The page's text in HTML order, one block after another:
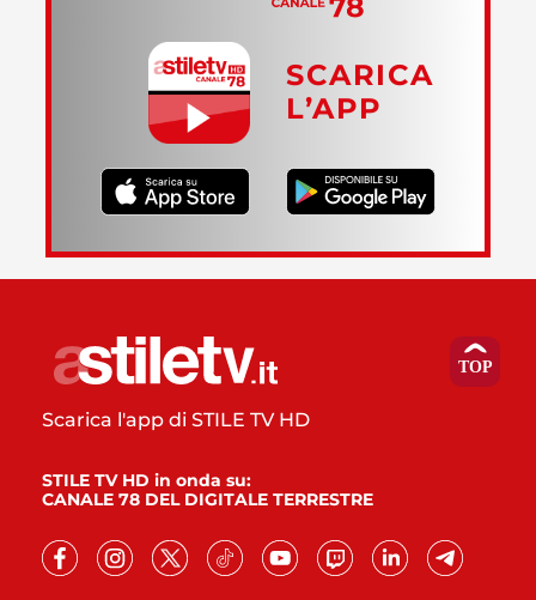
SCARICA
L’APP
Scarica l'app di STILE TV HD
STILE TV HD in onda su:
CANALE 78 DEL DIGITALE TERRESTRE